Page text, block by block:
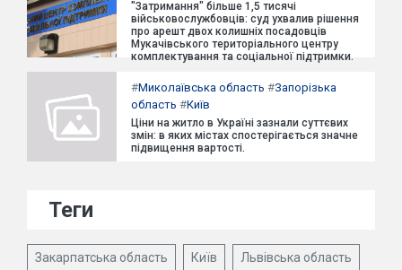
"Затримання" більше 1,5 тисячі
військовослужбовців: суд ухвалив рішення
про арешт двох колишніх посадовців
Мукачівського територіального центру
комплектування та соціальної підтримки.
#Миколаївська область #Запорізька
область #Київ
Ціни на житло в Україні зазнали суттєвих
змін: в яких містах спостерігається значне
підвищення вартості.
Теги
Закарпатська область Київ Львівська область